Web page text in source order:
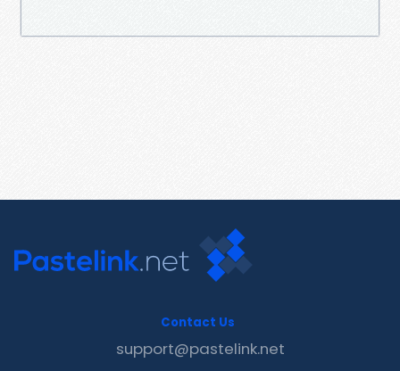
Contact Us
support@pastelink.net